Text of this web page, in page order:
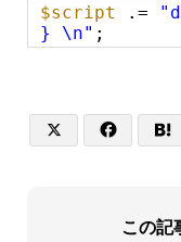
$script .=
} \n" ;
  
この記